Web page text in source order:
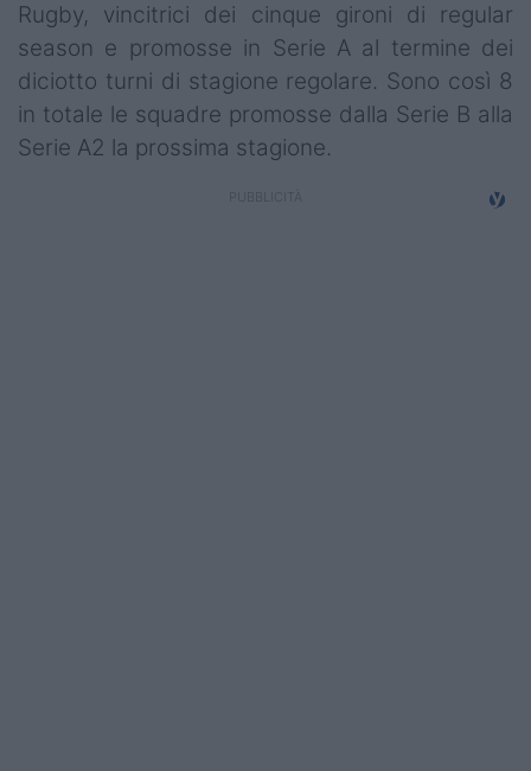
Rugby, vincitrici dei cinque gironi di regular
season e promosse in Serie A al termine dei
diciotto turni di stagione regolare. Sono così 8
in totale le squadre promosse dalla Serie B alla
Serie A2 la prossima stagione.